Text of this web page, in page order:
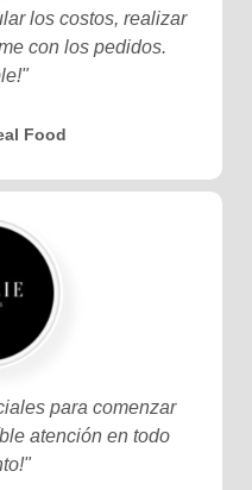
los costos, realizar
con los pedidos.
Food
para comenzar
atención en todo